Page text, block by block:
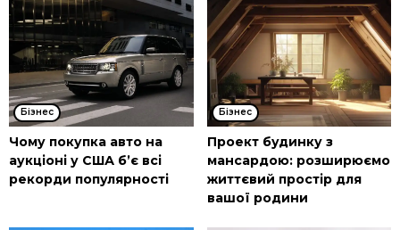
Бізнес
Чому покупка авто на
аукціоні у США б’є всі
рекорди популярності
Бізнес
Проект будинку з
мансардою: розширюємо
життєвий простір для
вашої родини